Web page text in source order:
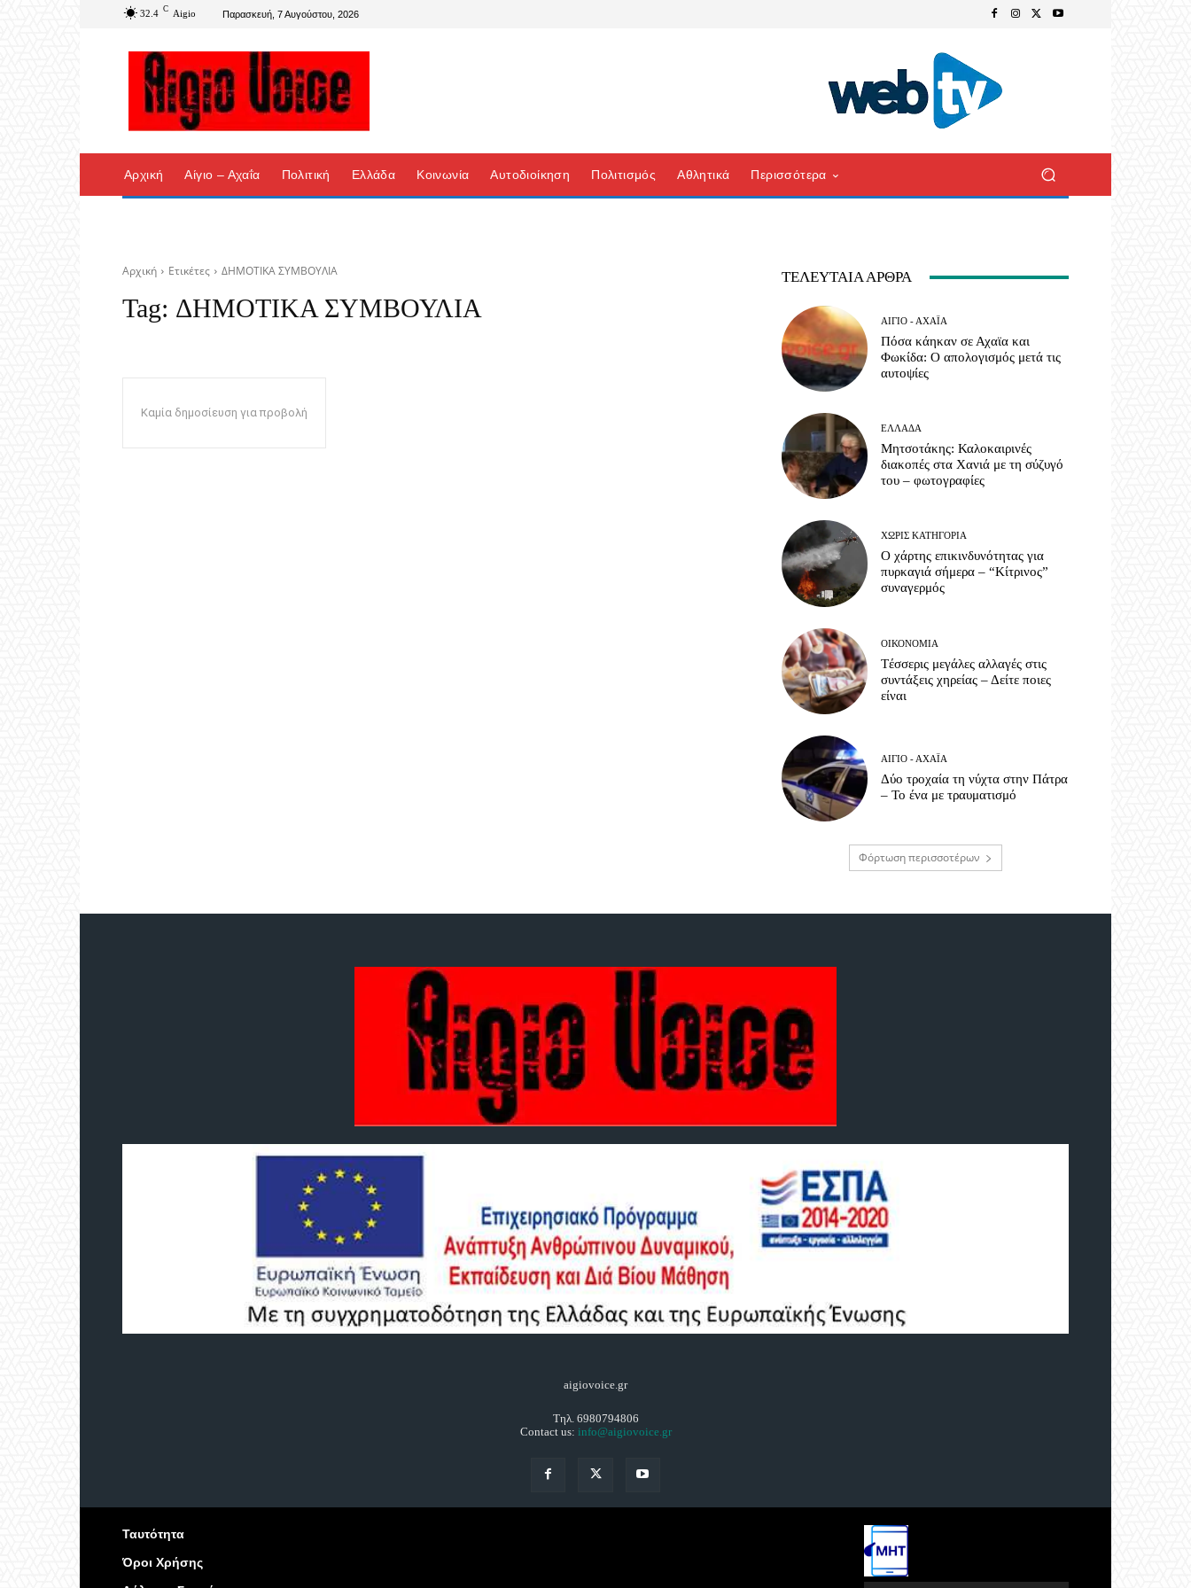
32.4 C Aigio Παρασκευή, 7 Αυγούστου, 2026
Αρχική Αίγιο – Αχαΐα Πολιτική Ελλάδα Κοινωνία Αυτοδιοίκηση Πολιτισμός Αθλητικά Περισσότερα
Αρχική Ετικέτες ΔΗΜΟΤΙΚΑ ΣΥΜΒΟΥΛΙΑ
Tag: ΔΗΜΟΤΙΚΑ ΣΥΜΒΟΥΛΙΑ
Καμία δημοσίευση για προβολή
ΤΕΛΕΥΤΑΊΑ ΆΡΘΡΑ
ΑΊΓΙΟ - ΑΧΑΪ́Α
Πόσα κάηκαν σε Αχαϊα και
Φωκίδα: Ο απολογισμός μετά τις
αυτοψίες
ΕΛΛΆΔΑ
Μητσοτάκης: Καλοκαιρινές
διακοπές στα Χανιά με τη σύζυγό
του – φωτογραφίες
ΧΩΡΊΣ ΚΑΤΗΓΟΡΊΑ
Ο χάρτης επικινδυνότητας για
πυρκαγιά σήμερα – “Κίτρινος”
συναγερμός
ΟΙΚΟΝΟΜΊΑ
Tέσσερις μεγάλες αλλαγές στις
συντάξεις χηρείας – Δείτε ποιες
είναι
ΑΊΓΙΟ - ΑΧΑΪ́Α
Δύο τροχαία τη νύχτα στην Πάτρα
– Το ένα με τραυματισμό
Φόρτωση περισσοτέρων
aigiovoice.gr
Τηλ. 6980794806
Contact us: info@aigiovoice.gr
Ταυτότητα
Όροι Χρήσης